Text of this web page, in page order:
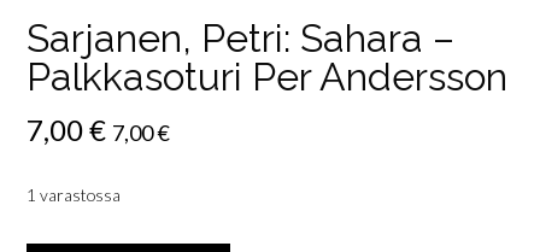
Sarjanen, Petri: Sahara –
Palkkasoturi Per Andersson
7,00€ 7,00€
1 varastossa